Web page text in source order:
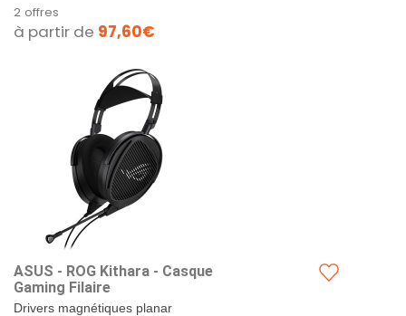
2 offres
à partir de 97,60€
ASUS - ROG Kithara - Casque
Gaming Filaire
Drivers magnétiques planar